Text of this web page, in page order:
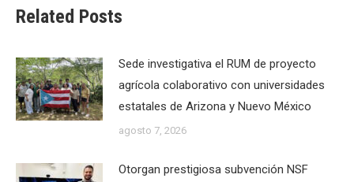
Related Posts
Sede investigativa el RUM de proyecto
agrícola colaborativo con universidades
estatales de Arizona y Nuevo México
agosto 7, 2026
Otorgan prestigiosa subvención NSF